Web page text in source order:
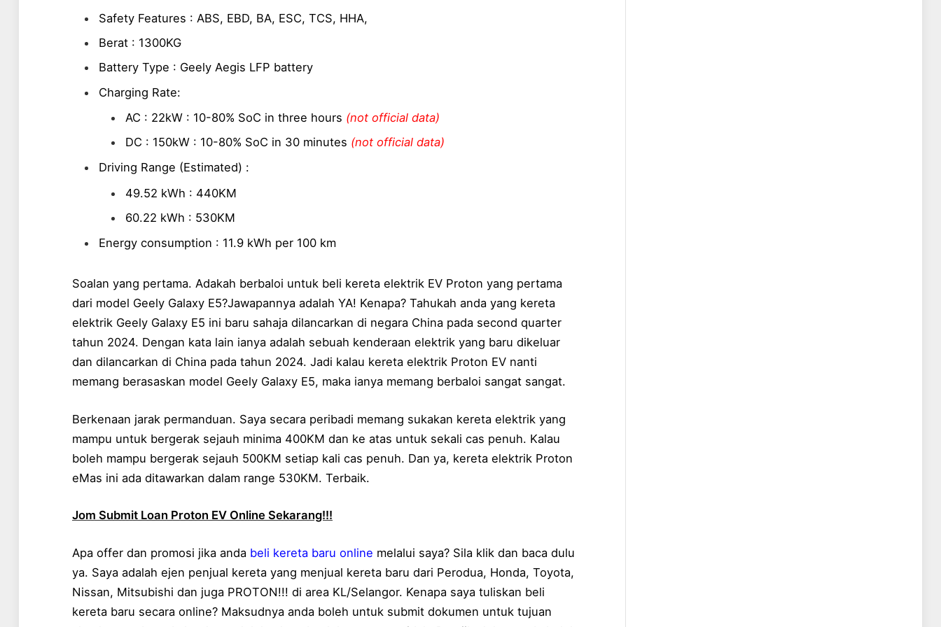
Safety Features : ABS, EBD, BA, ESC, TCS, HHA,
Berat : 1300KG
Battery Type : Geely Aegis LFP battery
Charging Rate:
AC : 22kW : 10-80% SoC in three hours (not official data)
DC : 150kW : 10-80% SoC in 30 minutes (not official data)
Driving Range (Estimated) :
49.52 kWh : 440KM
60.22 kWh : 530KM
Energy consumption : 11.9 kWh per 100 km
Soalan yang pertama. Adakah berbaloi untuk beli kereta elektrik EV Proton yang pertama
dari model Geely Galaxy E5?Jawapannya adalah YA! Kenapa? Tahukah anda yang kereta
elektrik Geely Galaxy E5 ini baru sahaja dilancarkan di negara China pada second quarter
tahun 2024. Dengan kata lain ianya adalah sebuah kenderaan elektrik yang baru dikeluar
dan dilancarkan di China pada tahun 2024. Jadi kalau kereta elektrik Proton EV nanti
memang berasaskan model Geely Galaxy E5, maka ianya memang berbaloi sangat sangat.
Berkenaan jarak permanduan. Saya secara peribadi memang sukakan kereta elektrik yang
mampu untuk bergerak sejauh minima 400KM dan ke atas untuk sekali cas penuh. Kalau
boleh mampu bergerak sejauh 500KM setiap kali cas penuh. Dan ya, kereta elektrik Proton
eMas ini ada ditawarkan dalam range 530KM. Terbaik.
Jom Submit Loan Proton EV Online Sekarang!!!
Apa offer dan promosi jika anda beli kereta baru online melalui saya? Sila klik dan baca dulu
ya. Saya adalah ejen penjual kereta yang menjual kereta baru dari Perodua, Honda, Toyota,
Nissan, Mitsubishi dan juga PROTON!!! di area KL/Selangor. Kenapa saya tuliskan beli
kereta baru secara online? Maksudnya anda boleh untuk submit dokumen untuk tujuan